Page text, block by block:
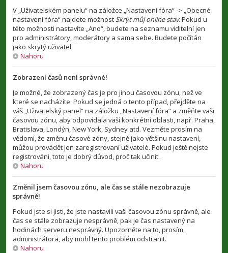
V „Uživatelském panelu“ na záložce „Nastavení fóra“ -> „Obecné
nastavení fóra“ najdete možnostSkrýt můj online stav. Pokud u
této možnosti nastavíte „Ano“, budete na seznamu viditelní jen
pro administrátory, moderátory a sama sebe. Budete počítán
jako skrytý uživatel.
Nahoru
Zobrazení časů není správné!
Je možné, že zobrazený čas je pro jinou časovou zónu, než ve
které se nacházíte. Pokud se jedná o tento případ, přejděte na
váš „Uživatelský panel“ na záložku „Nastavení fóra“ a změňte vaši
časovou zónu, aby odpovídala vaší konkrétní oblasti, např. Praha,
Bratislava, Londýn, New York, Sydney atd. Vezměte prosím na
vědomí, že změnu časové zóny, stejně jako většinu nastavení,
můžou provádět jen zaregistrovaní uživatelé. Pokud ještě nejste
registrováni, toto je dobrý důvod, proč tak učinit.
Nahoru
Změnil jsem časovou zónu, ale čas se stále nezobrazuje
správně!
Pokud jste si jisti, že jste nastavili vaši časovou zónu správně, ale
čas se stále zobrazuje nesprávně, pak je čas nastavený na
hodinách serveru nesprávný. Upozorněte na to, prosím,
administrátora, aby mohl tento problém odstranit.
Nahoru